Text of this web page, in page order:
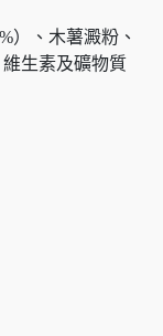
）、木薯澱粉、
生素及礦物質